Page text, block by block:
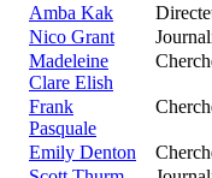
Amba Kak
Nico Grant
Madeleine
Clare Elish
Frank
Pasquale
Emily Denton